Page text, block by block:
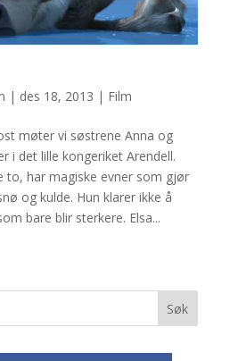
| des 18, 2013 | Film
møter vi søstrene Anna og
i det lille kongeriket Arendell.
to, har magiske evner som gjør
og kulde. Hun klarer ikke å
bare blir sterkere. Elsa...